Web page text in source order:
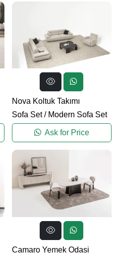
Nova Koltuk Takımı
Sofa Set/ Modern Sofa Set
Ask for Price
Camaro Yemek Odasi